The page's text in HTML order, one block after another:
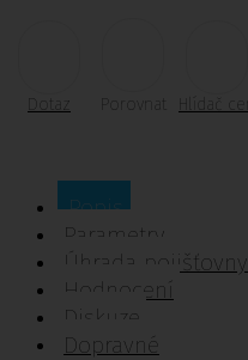
Dotaz Porovnat
Popis
Parametry
Úhrada pojišťovny
Hodnocení
Diskuze
Dopravné